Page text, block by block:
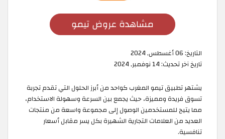
مشاهدة عروض تيمو
التاريخ:06 أغسطس, 2024
تاريخ آخر تحديث:14 نوفمبر, 2024
يشتهر تطبيق تيمو المغرب كواحد من أبرز الحلول التي تقدم تجربة
تسوق فريدة ومميزة، حيث يجمع بين السرعة وسهولة الاستخدام،
مما يتيح للمستخدمين الوصول إلى مجموعة واسعة من منتجات
العديد من العلامات التجارية الشهيرة بكل يسر مقابل أسعار
تنافسية.